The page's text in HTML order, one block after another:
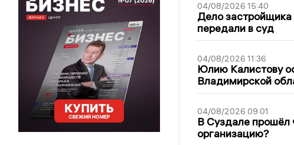
04/08/2026 15:40
Дело
передали в суд
04/08/2026 11:36
Юлию Калистову
Владимирской
04/08/2026 09:01
В Суздале прошёл
организацию?